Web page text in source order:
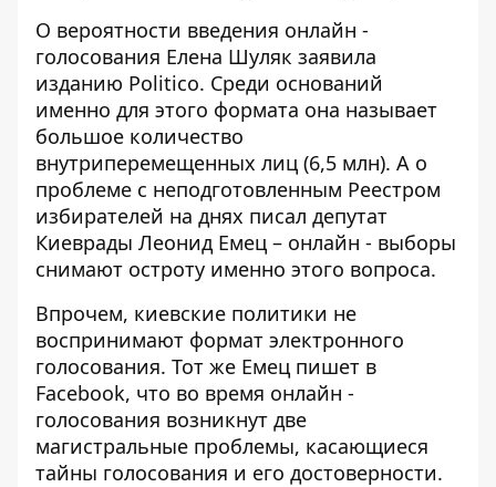
О вероятности введения онлайн -
голосования Елена Шуляк заявила
изданию Politico. Среди оснований
именно для этого формата она называет
большое количество
внутриперемещенных лиц (6,5 млн). А о
проблеме с неподготовленным Реестром
избирателей на днях писал депутат
Киеврады Леонид Емец – онлайн - выборы
снимают остроту именно этого вопроса.
Впрочем, киевские политики не
воспринимают формат электронного
голосования. Тот же Емец пишет в
Facebook, что во время онлайн -
голосования возникнут две
магистральные проблемы, касающиеся
тайны голосования и его достоверности.